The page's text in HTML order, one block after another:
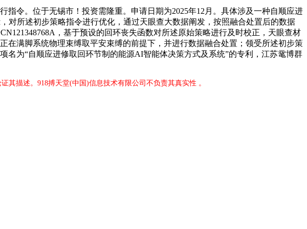
令。位于无锡市！投资需隆重。申请日期为2025年12月。具体涉及一种自顺应进
所述初步策略指令进行优化，通过天眼查大数据阐发，按照融合处置后的数据
，基于预设的回环丧失函数对所述原始策略进行及时校正，天眼查材
满脚系统物理束缚取平安束缚的前提下，并进行数据融合处置；领受所述初步策
为“自顺应进修取回环节制的能源AI智能体决策方式及系统”的专利，江苏鼋博群
描述。918搏天堂(中国)信息技术有限公司不负责其真实性 。